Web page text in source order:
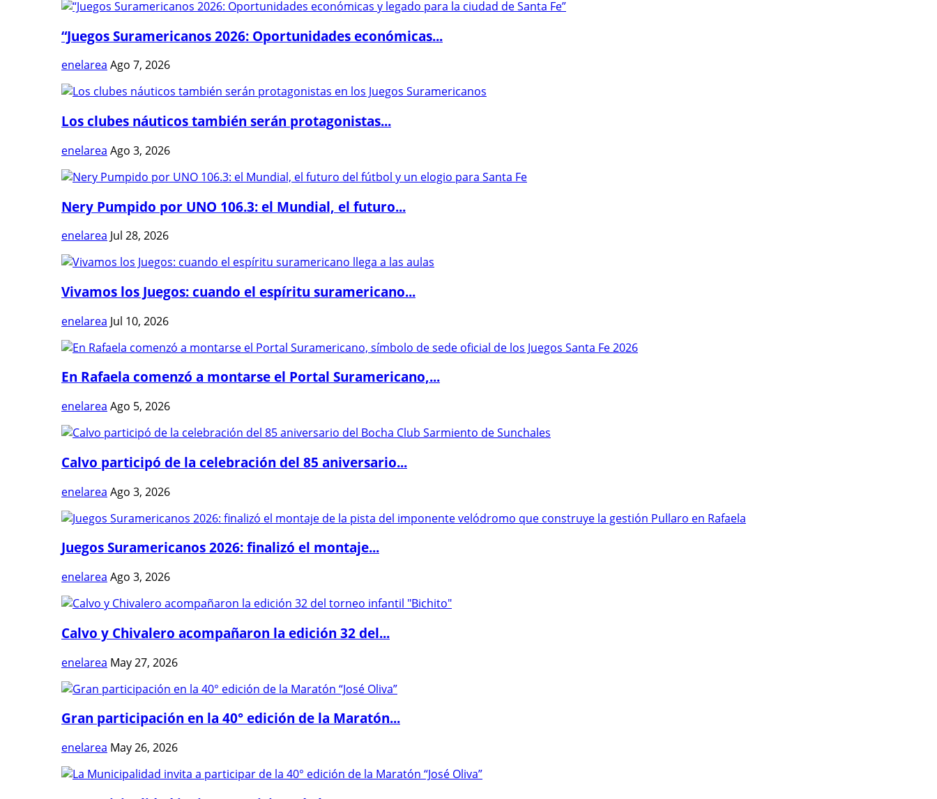
“Juegos Suramericanos 2026: Oportunidades económicas...
enelarea Ago 7, 2026
Los clubes náuticos también serán protagonistas...
enelarea Ago 3, 2026
Nery Pumpido por UNO 106.3: el Mundial, el futuro...
enelarea Jul 28, 2026
Vivamos los Juegos: cuando el espíritu suramericano...
enelarea Jul 10, 2026
En Rafaela comenzó a montarse el Portal Suramericano,...
enelarea Ago 5, 2026
Calvo participó de la celebración del 85 aniversario...
enelarea Ago 3, 2026
Juegos Suramericanos 2026: finalizó el montaje...
enelarea Ago 3, 2026
Calvo y Chivalero acompañaron la edición 32 del...
enelarea May 27, 2026
Gran participación en la 40° edición de la Maratón...
enelarea May 26, 2026